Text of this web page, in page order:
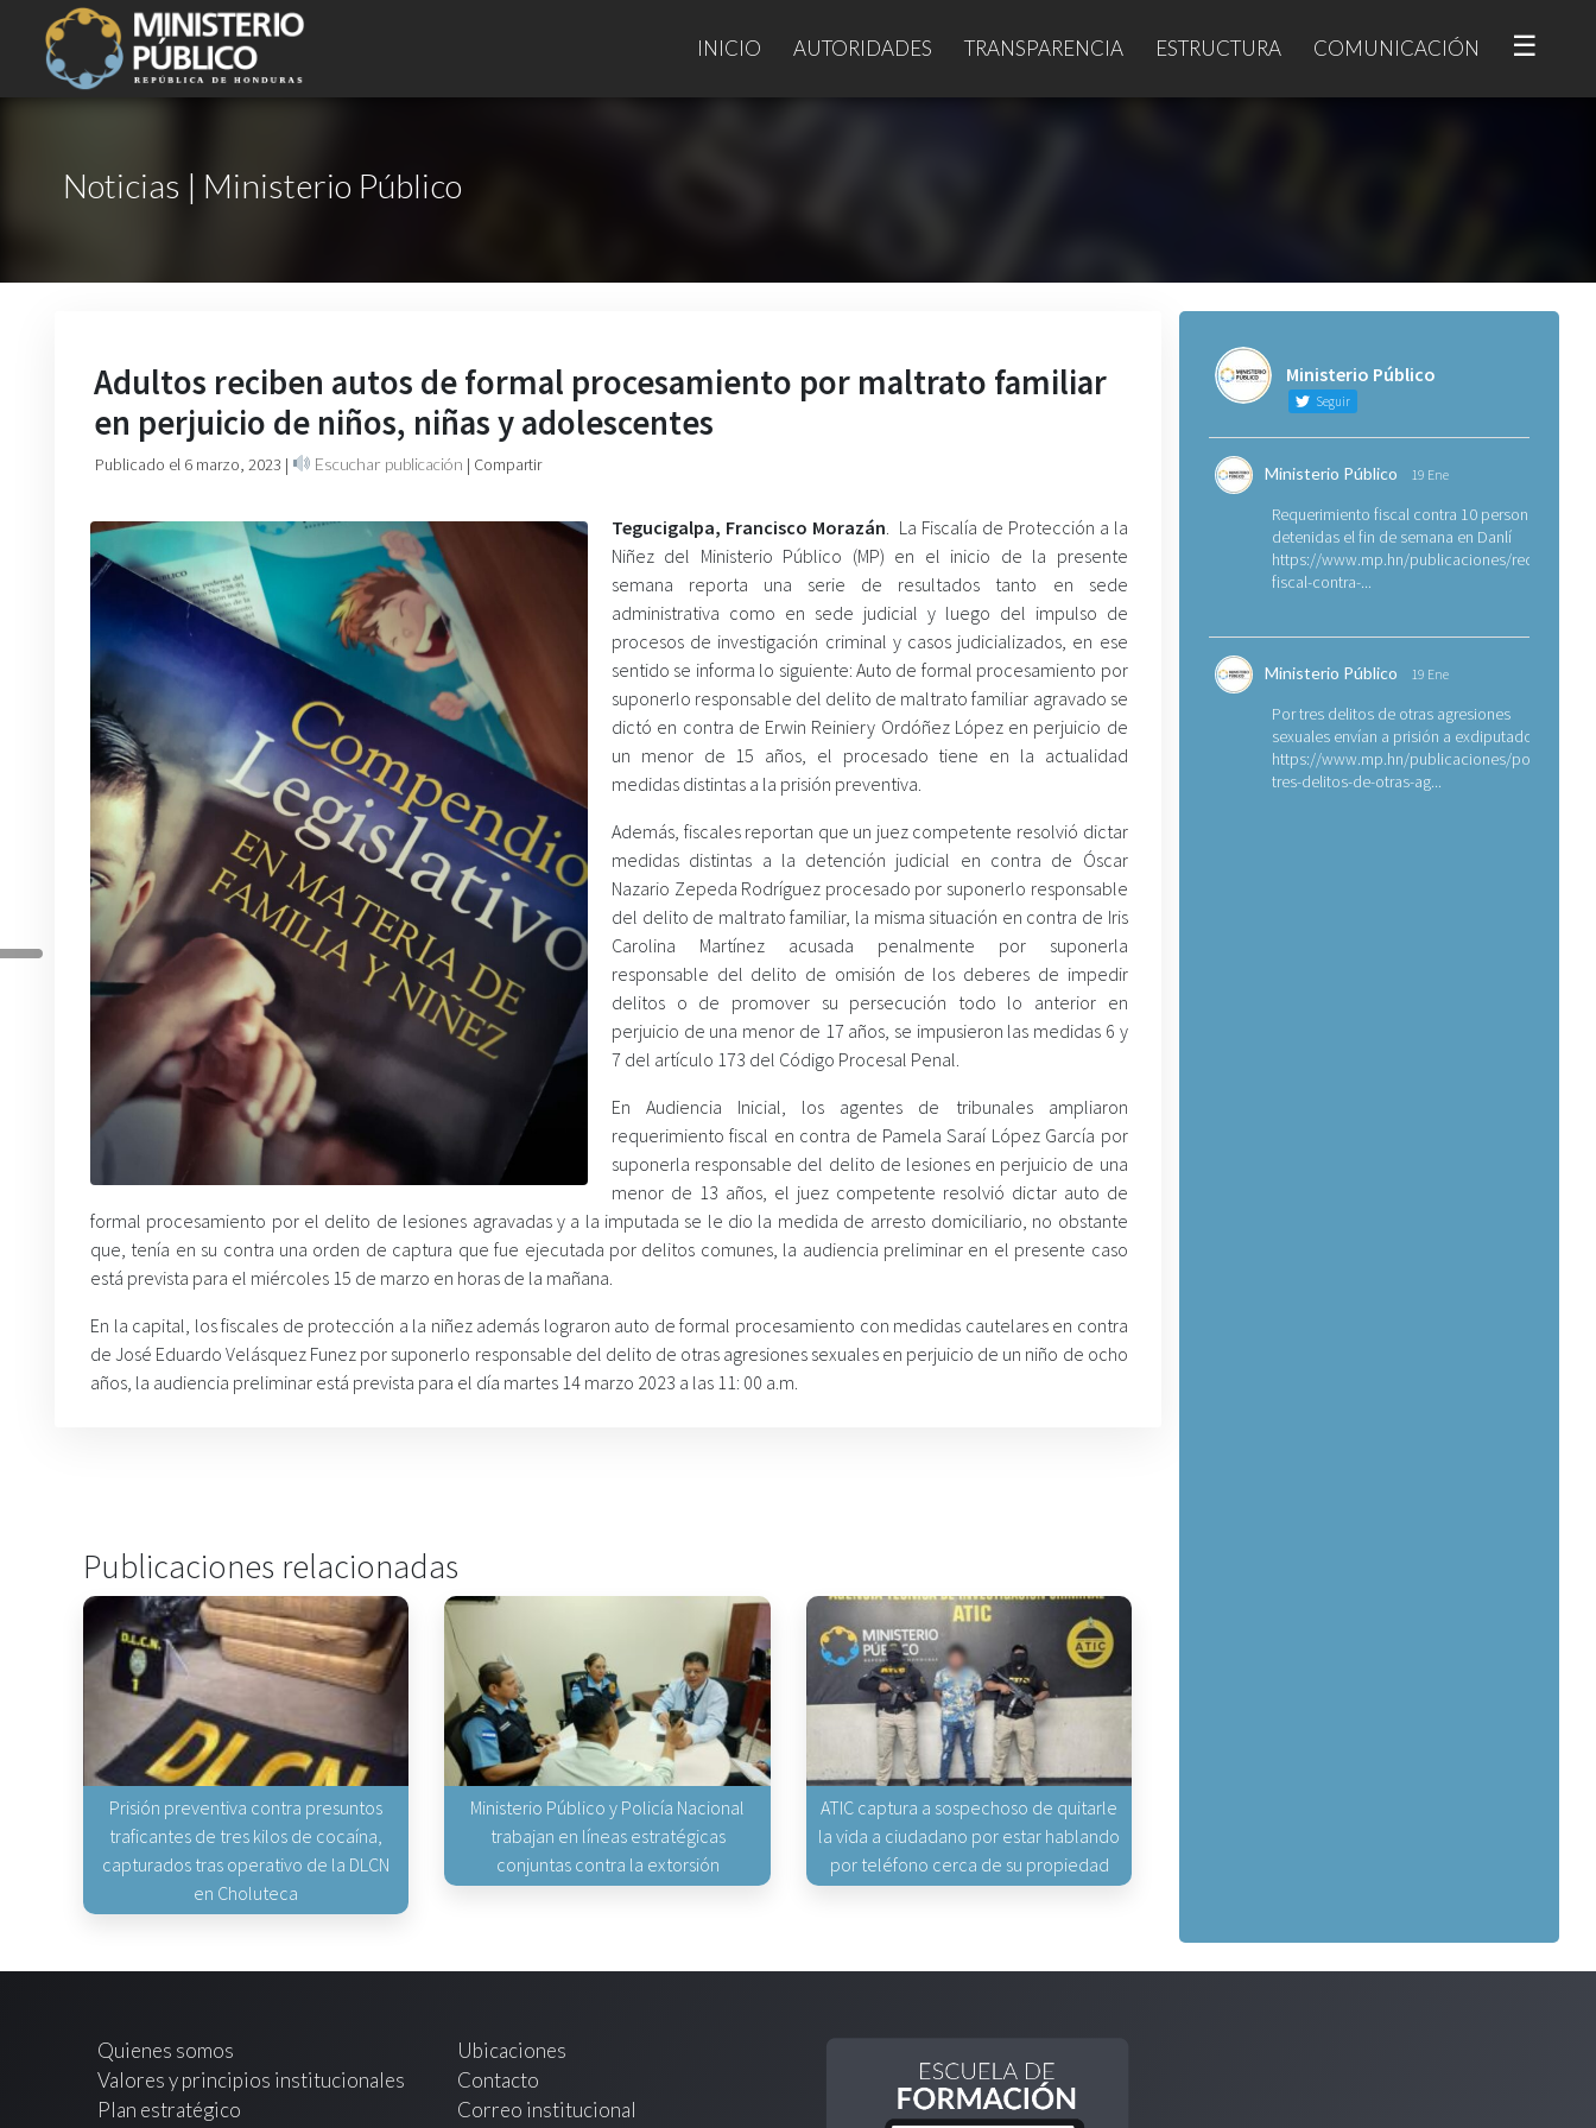
INICIO AUTORIDADES TRANSPARENCIA ESTRUCTURA COMUNICACIÓN ☰
Noticias | Ministerio Público
Adultos reciben autos de formal procesamiento por maltrato familiar
en perjuicio de niños, niñas y adolescentes
Publicado el 6 marzo, 2023 | Escuchar publicación | Compartir
Tegucigalpa, Francisco Morazán. La Fiscalía de Protección a la
Niñez del Ministerio Público (MP) en el inicio de la presente
semana reporta una serie de resultados tanto en sede
administrativa como en sede judicial y luego del impulso de
procesos de investigación criminal y casos judicializados, en ese
sentido se informa lo siguiente: Auto de formal procesamiento por
suponerlo responsable del delito de maltrato familiar agravado se
dictó en contra de Erwin Reiniery Ordóñez López en perjuicio de
un menor de 15 años, el procesado tiene en la actualidad
medidas distintas a la prisión preventiva.
Además, fiscales reportan que un juez competente resolvió dictar
medidas distintas a la detención judicial en contra de Óscar
Nazario Zepeda Rodríguez procesado por suponerlo responsable
del delito de maltrato familiar, la misma situación en contra de Iris
Carolina Martínez acusada penalmente por suponerla
responsable del delito de omisión de los deberes de impedir
delitos o de promover su persecución todo lo anterior en
perjuicio de una menor de 17 años, se impusieron las medidas 6 y
7 del artículo 173 del Código Procesal Penal.
En Audiencia Inicial, los agentes de tribunales ampliaron
requerimiento fiscal en contra de Pamela Saraí López García por
suponerla responsable del delito de lesiones en perjuicio de una
menor de 13 años, el juez competente resolvió dictar auto de
formal procesamiento por el delito de lesiones agravadas y a la imputada se le dio la medida de arresto domiciliario, no obstante
que, tenía en su contra una orden de captura que fue ejecutada por delitos comunes, la audiencia preliminar en el presente caso
está prevista para el miércoles 15 de marzo en horas de la mañana.
En la capital, los fiscales de protección a la niñez además lograron auto de formal procesamiento con medidas cautelares en contra
de José Eduardo Velásquez Funez por suponerlo responsable del delito de otras agresiones sexuales en perjuicio de un niño de ocho
años, la audiencia preliminar está prevista para el día martes 14 marzo 2023 a las 11: 00 a.m.
Publicaciones relacionadas
Prisión preventiva contra presuntos
traficantes de tres kilos de cocaína,
capturados tras operativo de la DLCN
en Choluteca
Ministerio Público y Policía Nacional
trabajan en líneas estratégicas
conjuntas contra la extorsión
ATIC captura a sospechoso de quitarle
la vida a ciudadano por estar hablando
por teléfono cerca de su propiedad
Ministerio Público
Seguir
Ministerio Público 19 Ene
Requerimiento fiscal contra 10 personas
detenidas el fin de semana en Danlí
https://www.mp.hn/publicaciones/
fiscal-contra-...
Ministerio Público 19 Ene
Por tres delitos de otras agresiones
sexuales envían a prisión a exdiputado
https://www.mp.hn/publicaciones/por-
tres-delitos-de-otras-ag...
Quienes somos
Valores y principios institucionales
Plan estratégico
Ubicaciones
Contacto
Correo institucional